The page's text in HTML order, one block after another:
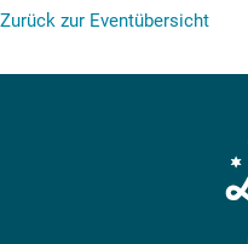
Zurück zur Eventübersicht